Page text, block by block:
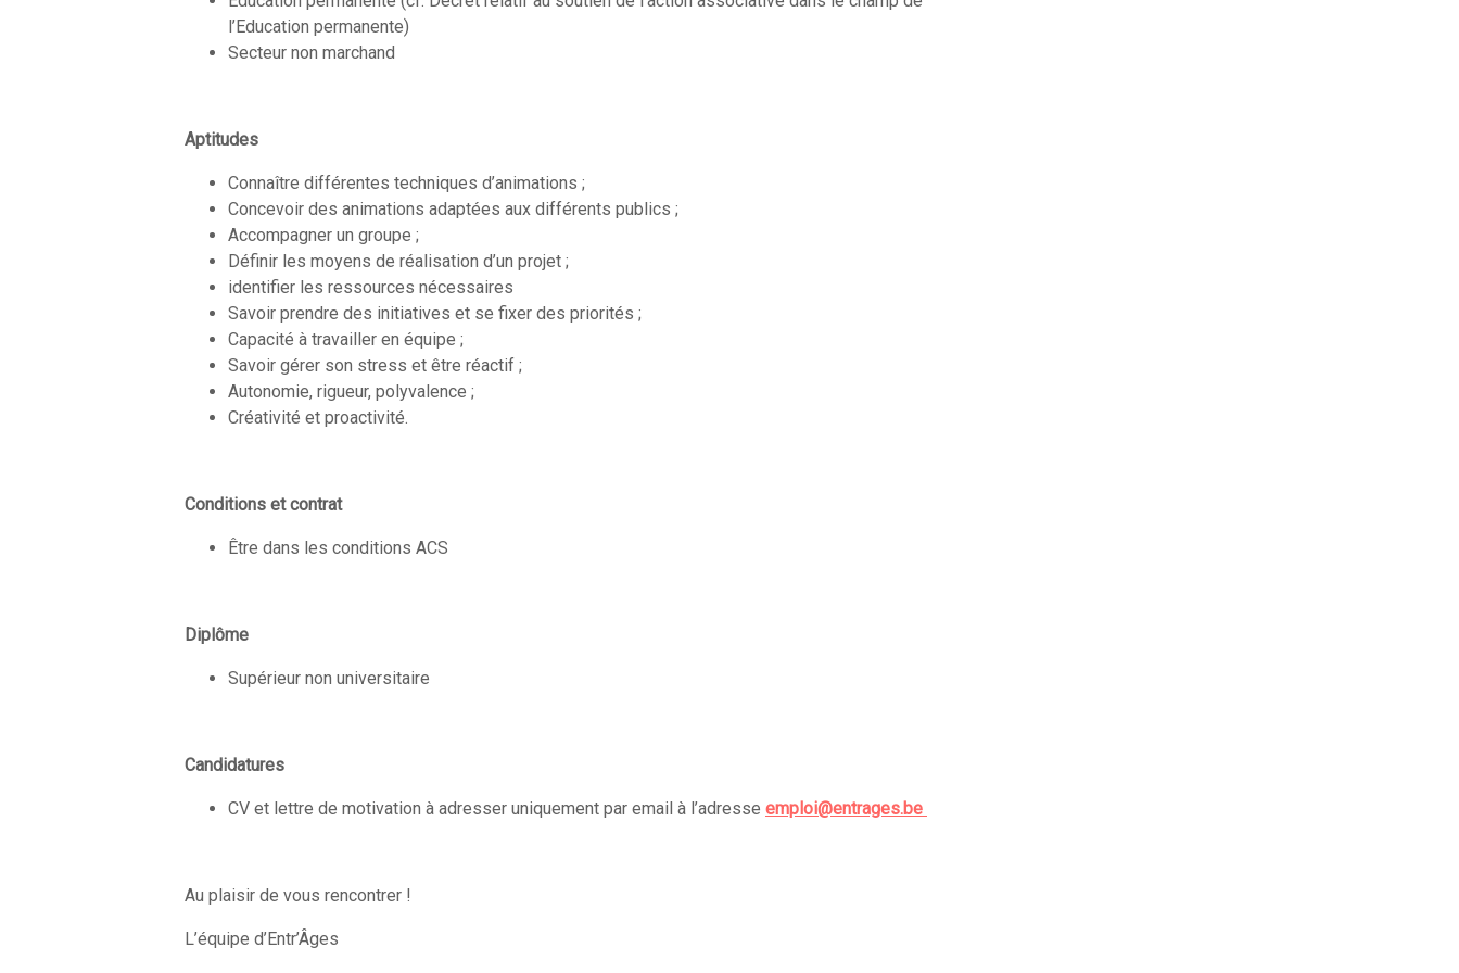
l’Education permanente)
Secteur non marchand
Aptitudes
Connaître différentes techniques d’animations ;
Concevoir des animations adaptées aux différents publics ;
Accompagner un groupe ;
Définir les moyens de réalisation d’un projet ;
identifier les ressources nécessaires
Savoir prendre des initiatives et se fixer des priorités ;
Capacité à travailler en équipe ;
Savoir gérer son stress et être réactif ;
Autonomie, rigueur, polyvalence ;
Créativité et proactivité.
Conditions et contrat
Être dans les conditions ACS
Diplôme
Supérieur non universitaire
Candidatures
CV et lettre de motivation à adresser uniquement par email à l’adresse emploi@entrages.be
Au plaisir de vous rencontrer !
L’équipe d’Entr’Âges